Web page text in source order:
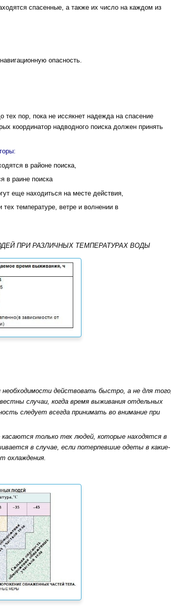
спасенные, а также их число на каждом из
опасность.
тех пор, пока не иссякнет надежда на спасение
координатор надводного поиска должен принять
в районе поиска,
в раине поиска
еще находиться на месте действия,
температуре, ветре и волнении в
ПРИ РАЗЛИЧНЫХ ТЕМПЕРАТУРАХ ВОДЫ
действовать быстро, а не для того,
случаи, когда время выживания отдельных
следует всегда принимать во внимание при
только тех людей, которые находятся в
в случае, если потерпевшие одеты в какие-
охлаждения.